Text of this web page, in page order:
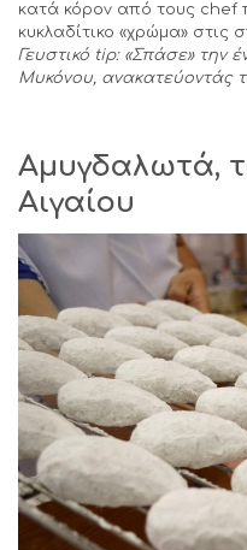
κατά κόρον από τους chef
κυκλαδίτικο «χρώμα» στις
Γευστικό tip: «Σπάσε» την
Μυκόνου, ανακατεύοντάς
Αμυγδαλωτά,
Αιγαίου